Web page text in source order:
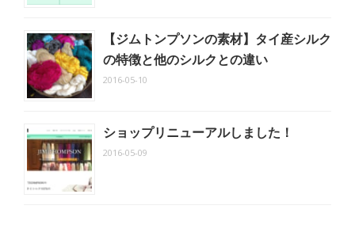
【ジムトンプソンの素材】タイ産シルク
の特徴と他のシルクとの違い
2016-05-10
ショップリニューアルしました！
2016-05-09